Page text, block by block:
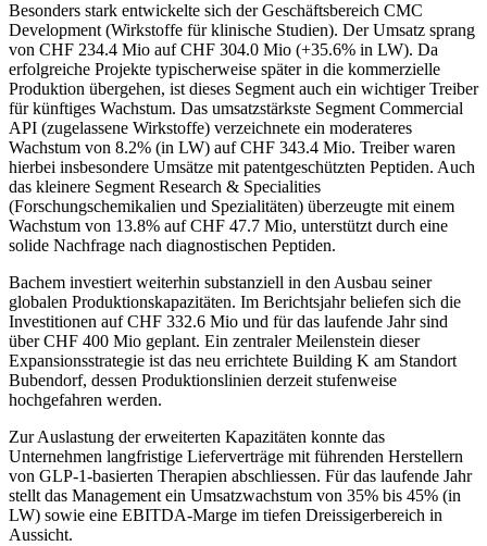
Besonders stark entwickelte sich der Geschäftsbereich CMC
Development (Wirkstoffe für klinische Studien). Der Umsatz sprang
von CHF 234.4 Mio auf CHF 304.0 Mio (+35.6% in LW). Da
erfolgreiche Projekte typischerweise später in die kommerzielle
Produktion übergehen, ist dieses Segment auch ein wichtiger Treiber
für künftiges Wachstum. Das umsatzstärkste Segment Commercial
API (zugelassene Wirkstoffe) verzeichnete ein moderateres
Wachstum von 8.2% (in LW) auf CHF 343.4 Mio. Treiber waren
hierbei insbesondere Umsätze mit patentgeschützten Peptiden. Auch
das kleinere Segment Research & Specialities
(Forschungschemikalien und Spezialitäten) überzeugte mit einem
Wachstum von 13.8% auf CHF 47.7 Mio, unterstützt durch eine
solide Nachfrage nach diagnostischen Peptiden.
Bachem investiert weiterhin substanziell in den Ausbau seiner
globalen Produktionskapazitäten. Im Berichtsjahr beliefen sich die
Investitionen auf CHF 332.6 Mio und für das laufende Jahr sind
über CHF 400 Mio geplant. Ein zentraler Meilenstein dieser
Expansionsstrategie ist das neu errichtete Building K am Standort
Bubendorf, dessen Produktionslinien derzeit stufenweise
hochgefahren werden.
Zur Auslastung der erweiterten Kapazitäten konnte das
Unternehmen langfristige Lieferverträge mit führenden Herstellern
von GLP-1-basierten Therapien abschliessen. Für das laufende Jahr
stellt das Management ein Umsatzwachstum von 35% bis 45% (in
LW) sowie eine EBITDA-Marge im tiefen Dreissigerbereich in
Aussicht.